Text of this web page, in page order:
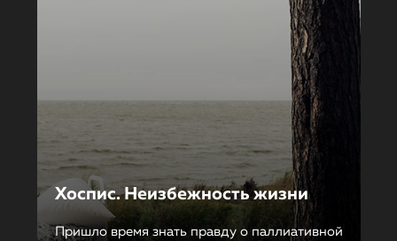
Хоспис. Неизбежность жизни
Пришло время знать правду о паллиативной